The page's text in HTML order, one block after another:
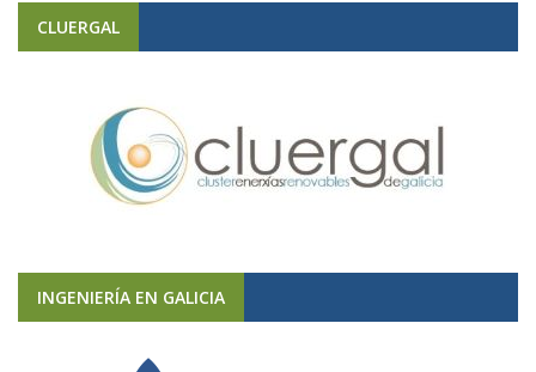
CLUERGAL
INGENIERÍA EN GALICIA